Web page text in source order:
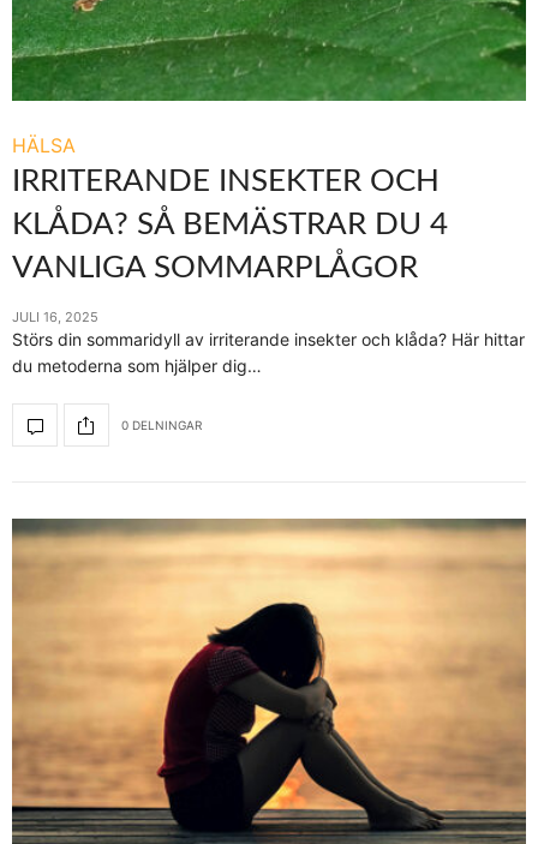
HÄLSA
IRRITERANDE INSEKTER OCH
KLÅDA? SÅ BEMÄSTRAR DU 4
VANLIGA SOMMARPLÅGOR
JULI 16, 2025
Störs din sommaridyll av irriterande insekter och klåda? Här hittar
du metoderna som hjälper dig…
0 DELNINGAR